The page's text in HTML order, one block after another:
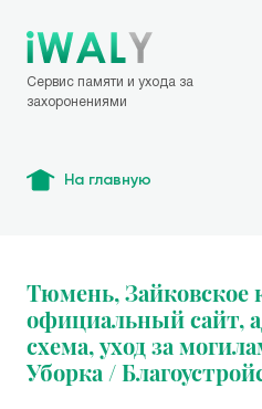
Сервис памяти и ухода за
захоронениями
На главную
Тюмень, Зайковское
официальный сайт,
схема, уход за
Уборка /